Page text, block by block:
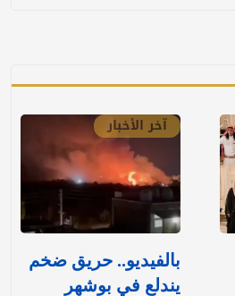
آخر الأخبار
بالفيديو.. حريق ضخم
يندلع في بوشهر